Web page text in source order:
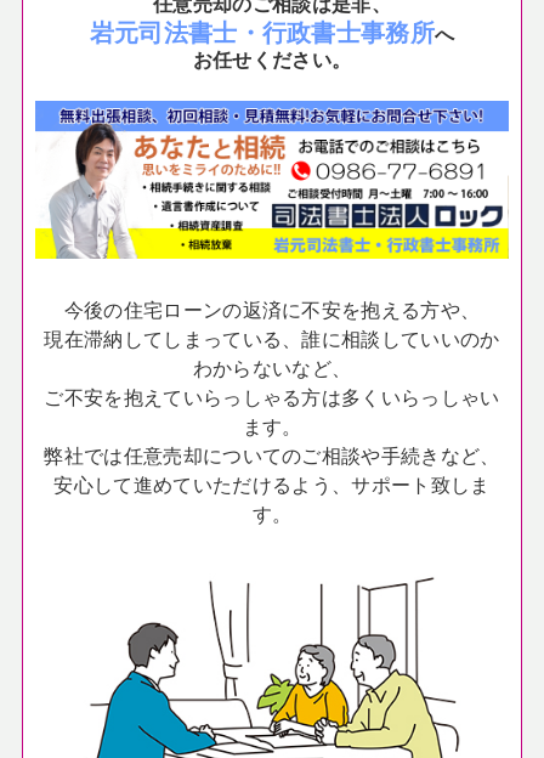
岩元司法書士・行政書士事務所へ
お任せください。
今後の住宅ローンの返済に不安を抱える方や、
現在滞納してしまっている、誰に相談していいのか
わからないなど、
ご不安を抱えていらっしゃる方は多くいらっしゃい
ます。
弊社では任意売却についてのご相談や手続きなど、
安心して進めていただけるよう、サポート致しま
す。